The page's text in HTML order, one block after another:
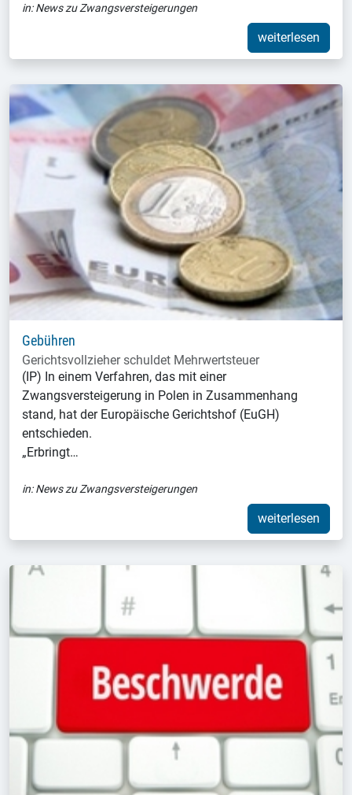
in:News zu Zwangsversteigerungen
weiterlesen
Gebühren
Gerichtsvollzieher schuldet Mehrwertsteuer
(IP) In einem Verfahren, das mit einer
Zwangsversteigerung in Polen in Zusammenhang
stand, hat der Europäische Gerichtshof (EuGH)
entschieden.
„Erbringt…
in:News zu Zwangsversteigerungen
weiterlesen